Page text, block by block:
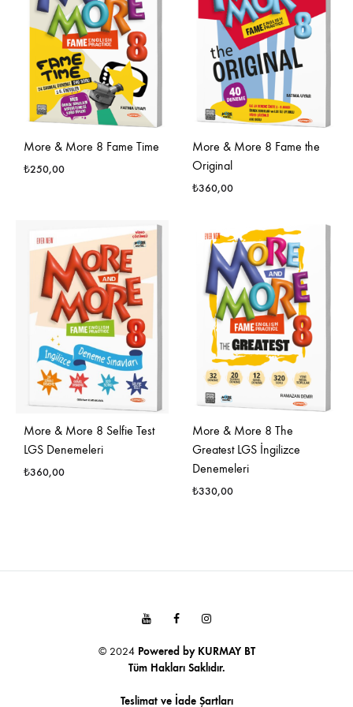
More & More 8 Fame Time
₺250,00
More & More 8 Fame the
Original
₺360,00
More & More 8 Selfie Test
LGS Denemeleri
₺360,00
More & More 8 The
Greatest LGS İngilizce
Denemeleri
₺330,00
© 2024 Powered by KURMAY BT
Tüm Hakları Saklıdır.
Teslimat ve İade Şartları
YoutubeFacebookInstagram